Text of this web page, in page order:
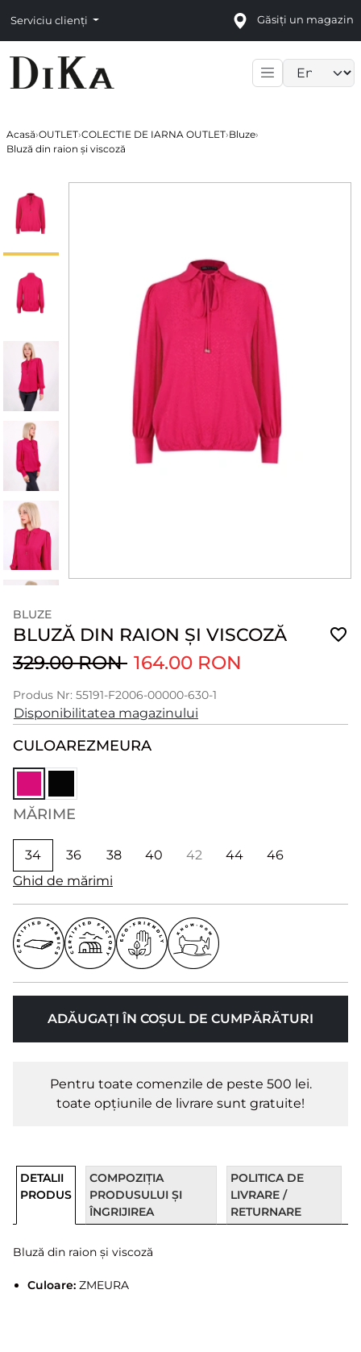
Serviciu clienți Găsiți un magazin
Acasă›OUTLET›COLECTIE DE IARNA OUTLET›Bluze›
Bluză din raion și viscoză
BLUZE
BLUZĂ DIN RAION ȘI VISCOZĂ
329.00 RON 164.00 RON
Produs Nr: 55191-F2006-00000-630-1
Disponibilitatea magazinului
CULOAREZMEURA
MĂRIME
34 36 38 40 42 44
46
Ghid de mărimi
ADĂUGAȚI ÎN COȘUL DE CUMPĂRĂTURI
Pentru toate comenzile de peste 500 lei.
toate opțiunile de livrare sunt gratuite!
DETALII
PRODUS
COMPOZIȚIA
PRODUSULUI ȘI
ÎNGRIJIREA
POLITICA DE
LIVRARE /
RETURNARE
Bluză din raion și viscoză
Culoare:ZMEURA